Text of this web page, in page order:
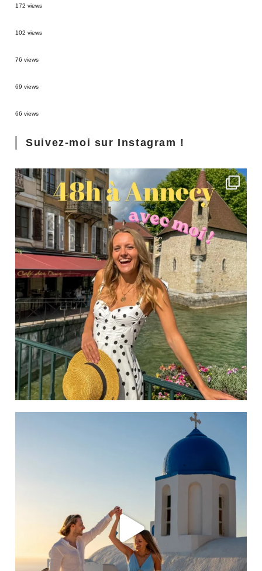
172 views
102 views
76 views
69 views
66 views
Suivez-moi sur Instagram !